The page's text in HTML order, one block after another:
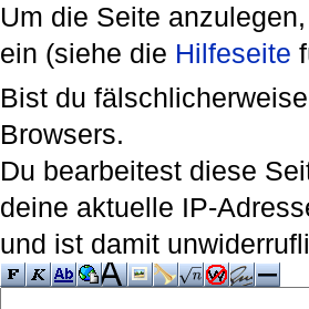
Um die Seite
ein (siehe die Hilfeseite
Bist du
Browsers.
Du bearbeitest diese
deine aktuelle IP-
und ist damit